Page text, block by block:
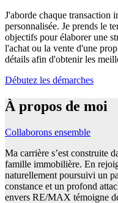
J'aborde chaque transaction
personnalisée. Je prends le
objectifs pour élaborer une
l'achat ou la vente d'une
détails afin d'obtenir les
Débutez les démarches
À propos de moi
Collaborons ensemble
Ma carrière s’est construite
famille immobilière. En
naturellement poursuivi un
constance et un profond
envers RE/MAX témoigne